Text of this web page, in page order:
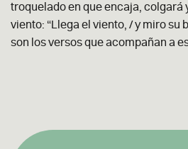
troquelado en que encaja, colgará
viento: “Llega el viento, / y miro su
son los versos que acompañan a